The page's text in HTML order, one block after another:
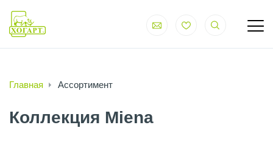
Главная Ассортимент
Коллекция Miena